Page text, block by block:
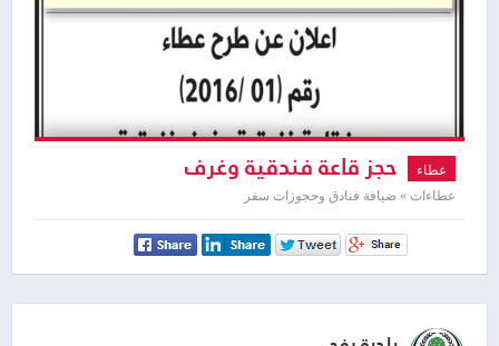
عطاء حجز قاعة فندقية وغرف
عطاءات » ضيافة فنادق وحجوزات سفر